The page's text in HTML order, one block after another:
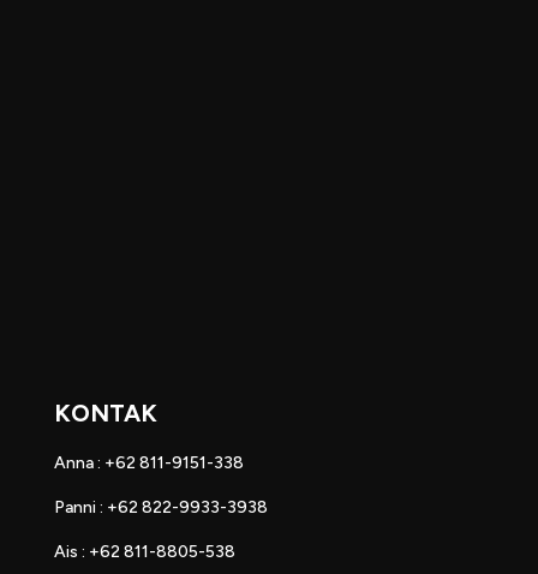
KONTAK
Anna : +62 811-9151-338
Panni : +62 822-9933-3938
Ais : +62 811-8805-538